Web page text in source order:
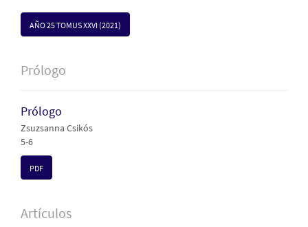
AÑO 25 TOMUS XXVI (2021)
Prólogo
Prólogo
Zsuzsanna Csikós
5-6
PDF
Artículos